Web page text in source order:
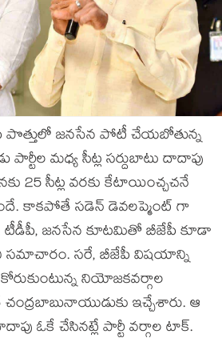
జనసేన పోటీ చేయబోతున్న
మధ్య సీట్ల సర్దుబాటు దాదాపు
25 సీట్ల వరకు కేటాయించ్చచనే
కాకపోతే సడెన్ డెవలప్మెంట్ గా
టీడీపీ, జనసేన కూటమితో బీజేపీ కూడా
సమాచారం. సరే, బీజేపీ విషయాన్ని
నియోజకవర్గాల
ఇచ్చేశారు. ఆ
ఓకే చేసినట్లే పార్టీ వర్గాల టాక్.